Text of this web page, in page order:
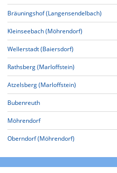
Bräuningshof (Langensendelbach)
Kleinseebach (Möhrendorf)
Wellerstadt (Baiersdorf)
Rathsberg (Marloffstein)
Atzelsberg (Marloffstein)
Bubenreuth
Möhrendorf
Oberndorf (Möhrendorf)